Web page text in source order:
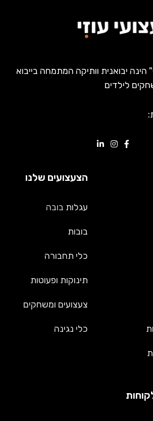
הינה יבואנית וותיקה המתמחה בייבוא
לילדים
הצעצועים שלנו
עגלות בובה
בובות
כלי תחבורה
תינוקות ופעוטות
צעצועים ומשחקים
כלי נגינה